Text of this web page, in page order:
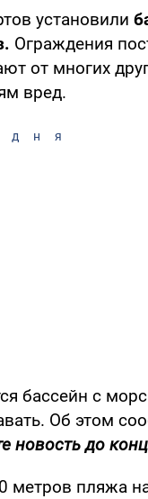
установили
Ограждения
от многих
вред.
дня
бассейн с
Об этом
новость до
метров пляжа